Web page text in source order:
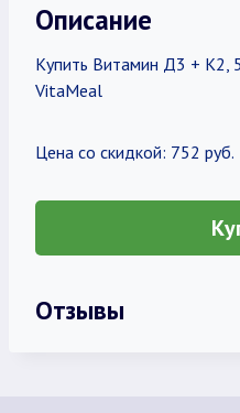
Описание
Купить Витамин Д3 + К2,
VitaMeal
Цена со скидкой: 752 руб.
Отзывы